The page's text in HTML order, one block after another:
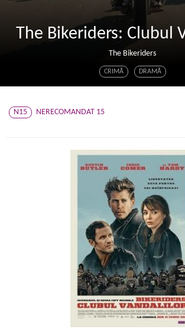
The Bikeriders: Clubul
The Bikeriders
CRIMĂ DRAMĂ
N15
NERECOMANDAT 15